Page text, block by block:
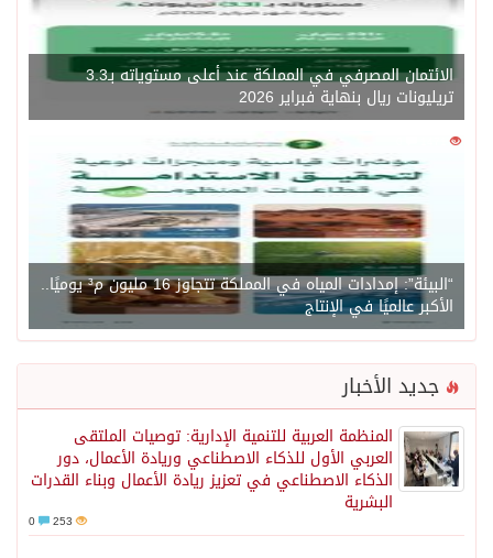
الائتمان المصرفي في المملكة عند أعلى مستوياته بـ3.3
تريليونات ريال بنهاية فبراير 2026
1471
“البيئة”: إمدادات المياه في المملكة تتجاوز 16 مليون م³ يوميًا..
الأكبر عالميًا في الإنتاج
جديد الأخبار
المنظمة العربية للتنمية الإدارية: توصيات الملتقى
العربي الأول للذكاء الاصطناعي وريادة الأعمال، دور
الذكاء الاصطناعي في تعزيز ريادة الأعمال وبناء القدرات
البشرية
253